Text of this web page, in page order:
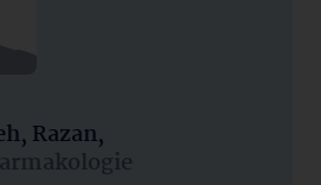
Razan,